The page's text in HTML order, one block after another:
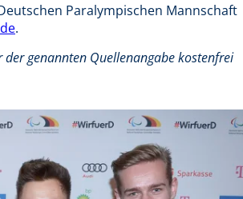
Paralympischen Mannschaft
.
genannten Quellenangabe kostenfrei